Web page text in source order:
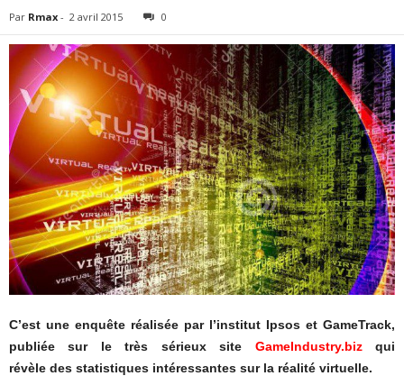
Par Rmax - 2 avril 2015 0
C’est une enquête réalisée par l’institut Ipsos et GameTrack,
publiée sur le très sérieux site GameIndustry.bizqui
révèle des statistiques intéressantes sur la réalité virtuelle.